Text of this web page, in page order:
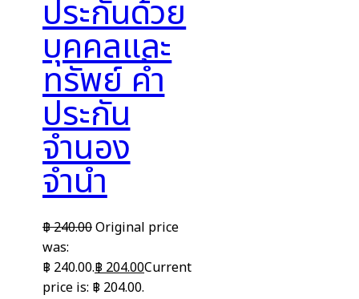
ประกันด้วย
บุคคลและ
ทรัพย์ ค้ำ
ประกัน
จำนอง
จำนำ
฿240.00Original price
was:
฿ 240.00.฿204.00Current
price is: ฿ 204.00.